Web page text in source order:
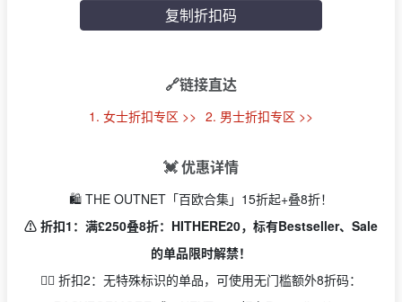
复制折扣码
🔗链接直达
1. 女士折扣专区 >> 2. 男士折扣专区 >>
💓 优惠详情
🛍️ THE OUTNET「百欧合集」15折起+叠8折！
⚠️ 折扣1：满£250叠8折：HITHERE20，标有Bestseller、Sale
的单品限时解禁！
👉🏻 折扣2：无特殊标识的单品，可使用无门槛额外8折码：